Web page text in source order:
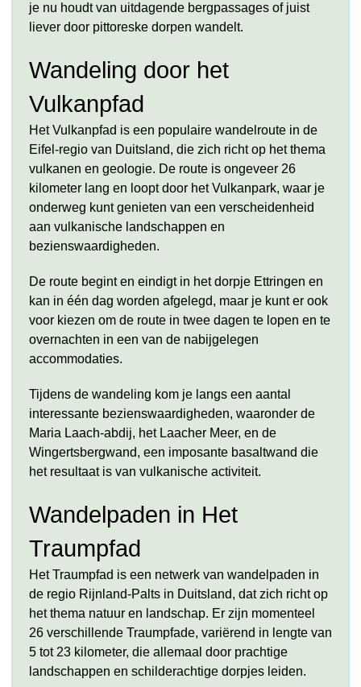
je nu houdt van uitdagende bergpassages of juist
liever door pittoreske dorpen wandelt.
Wandeling door het
Vulkanpfad
Het Vulkanpfad is een populaire wandelroute in de
Eifel-regio van Duitsland, die zich richt op het thema
vulkanen en geologie. De route is ongeveer 26
kilometer lang en loopt door het Vulkanpark, waar je
onderweg kunt genieten van een verscheidenheid
aan vulkanische landschappen en
bezienswaardigheden.
De route begint en eindigt in het dorpje Ettringen en
kan in één dag worden afgelegd, maar je kunt er ook
voor kiezen om de route in twee dagen te lopen en te
overnachten in een van de nabijgelegen
accommodaties.
Tijdens de wandeling kom je langs een aantal
interessante bezienswaardigheden, waaronder de
Maria Laach-abdij, het Laacher Meer, en de
Wingertsbergwand, een imposante basaltwand die
het resultaat is van vulkanische activiteit.
Wandelpaden in Het
Traumpfad
Het Traumpfad is een netwerk van wandelpaden in
de regio Rijnland-Palts in Duitsland, dat zich richt op
het thema natuur en landschap. Er zijn momenteel
26 verschillende Traumpfade, variërend in lengte van
5 tot 23 kilometer, die allemaal door prachtige
landschappen en schilderachtige dorpjes leiden.